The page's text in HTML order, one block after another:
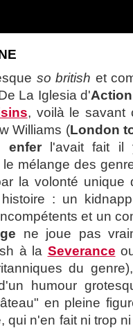
so british et
La Iglesia d'
, voilà le savant
Williams (London
enferl'avait fait il
le mélange des
la volonté unique
: un
et un
ne joue pas
à la Severance
du
humour
en pleine
qui n'en fait ni trop